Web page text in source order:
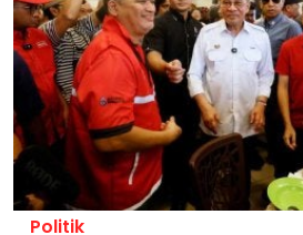
Politik